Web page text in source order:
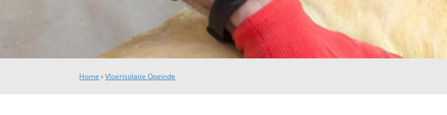
Home ›Vloerisolatie Opeinde